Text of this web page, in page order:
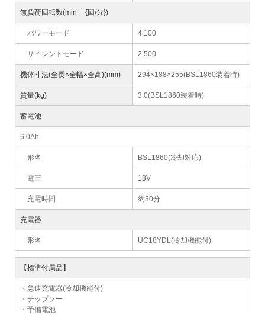
無負荷回転数(min -1 {回/分})
パワーモード 4,100
サイレントモード 2,500
機体寸法(全長×全幅×全高)(mm) 294×188×255(BSL1860装着時)
質量(kg) 3.0(BSL1860装着時)
蓄電池
6.0Ah
形名 BSL1860(冷却対応)
電圧 18V
充電時間 約30分
充電器
形名 UC18YDL(冷却機能付)
【標準付属品】
・急速充電器(冷却機能付)
・チップソー
・予備電池